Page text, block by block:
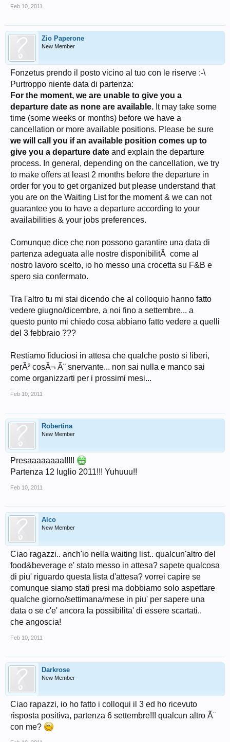
Feb 10, 2011
Zio Paperone
New Member
Fonzetus prendo il posto vicino al tuo con le riserve :-\
Purtroppo niente data di partenza:
For the moment, we are unable to give you a
departure date as none are available. It may take some
time (some weeks or months) before we have a
cancellation or more available positions. Please be sure
we will call you if an available position comes up to
give you a departure date and explain the departure
process. In general, depending on the cancellation, we try
to make offers at least 2 months before the departure in
order for you to get organized but please understand that
you are on the Waiting List for the moment & we can not
guarantee you to have a departure according to your
availabilities & your jobs preferences.
Comunque dice che non possono garantire una data di
partenza adeguata alle nostre disponibilitÃ come al
nostro lavoro scelto, io ho messo una crocetta su F&B e
spero sia confermato.
Tra l'altro tu mi stai dicendo che al colloquio hanno fatto
vedere giugno/dicembre, a noi fino a settembre... a
questo punto mi chiedo cosa abbiano fatto vedere a quelli
del 3 febbraio ???
Restiamo fiduciosi in attesa che qualche posto si liberi,
perÃ² cosÃ¬ Ã¨ snervante... non sai nulla e manco sai
come organizzarti per i prossimi mesi...
Feb 10, 2011
Robertina
New Member
Presaaaaaaaa!!!!!
Partenza 12 luglio 2011!!! Yuhuuu!!
Feb 10, 2011
Alco
New Member
Ciao ragazzi.. anch'io nella waiting list.. qualcun'altro del
food&beverage e' stato messo in attesa? sapete qualcosa
di piu' riguardo questa lista d'attesa? vorrei capire se
comunque siamo stati presi ma dobbiamo solo aspettare
qualche giorno/settimana/mese in piu' per sapere una
data o se c'e' ancora la possibilita' di essere scartati..
che angoscia!
Feb 10, 2011
Darkrose
New Member
Ciao rapazzi, io ho fatto i colloqui il 3 ed ho ricevuto
risposta positiva, partenza 6 settembre!!! qualcun altro Ã¨
con me?